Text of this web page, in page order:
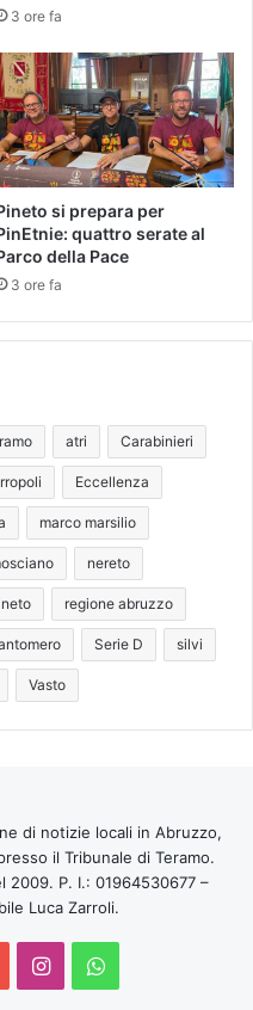
3 ore fa
si prepara per
quattro serate al
della Pace
3 ore fa
atri Carabinieri
Eccellenza
marco marsilio
nereto
regione abruzzo
Serie D silvi
Vasto
di notizie locali in Abruzzo,
il Tribunale di Teramo.
2009. P. I.: 01964530677 –
Luca Zarroli.
You InstagramWhatsApp